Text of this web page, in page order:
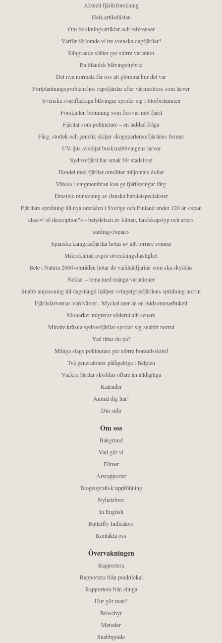
Aktuell fjärilsforskning
Hela artikellistan
Om forskningsartiklar och referenser
Varför förlorade vi tre svenska dagfjärilar?
Slingrande slåtter ger större variation
En öländsk blåvingehybrid
Det nya normala får oss att glömma hur det var
Fortplantningsproblem hos rapsfjärilar efter värmestress som larver
Svenska svartfläckiga blåvingar sprider sig i Storbritannien
Förskjuten blomning som försvar mot fjäril
Fjärilar som pollinerare – en laddad fråga
Färg, storlek och genetik skiljer skogspärlemorfjärilens former
UV-ljus avslöjar busksnabbvingens larver
Sydrovfjäril har smak för stadslivet
Handel med fjärilar omsätter miljontals dollar
Vätska i vingmembran kan ge fjärilsvingar färg
Drastisk minskning av danska habitatspecialister
Fjärilars spridning till nya områden i Sverige och Finland under 120 år <span
class="sf-description">– betydelsen av klimat, landskapstyp och arters
särdrag</span>
Spanska kamgräsfjärilar hotas av allt torrare somrar
Mikroklimat avgör utvecklingshastighet
Bete i Natura 2000-områden hotar de väddnätfjärilar som ska skyddas
Nektar – tema med många variationer
Snabb anpassning till dagslängd hjälper svingelgräsfjärilens spridning norrut
Fjärilslarvernas värdväxter– Mycket mer än en midsommarbukett
Monarker migrerar söderut allt senare
Mindre kräsna sydrovfjärilar sprider sig snabbt norrut
Vad tittar du på?
Många slags pollinerare ger större bomullsskörd
Två generationer påfågelöga i Belgien
Vackra fjärilar skyddas oftare än alldagliga
Kalender
Anmäl dig här!
Din sida
Om oss
Bakgrund
Vad gör vi
Filmer
Årsrapporter
Biogeografisk uppföljning
Nyhetsbrev
In English
Butterfly Indicators
Kontakta oss
Övervakningen
Rapportera
Rapportera från punktlokal
Rapportera från slinga
Hur gör man?
Broschyr
Metoder
Snabbguide